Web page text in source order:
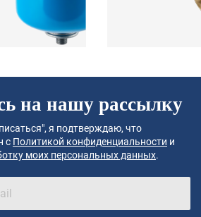
на нашу рассылку
я подтверждаю, что
с Политикой конфиденциальности и
моих персональных данных.